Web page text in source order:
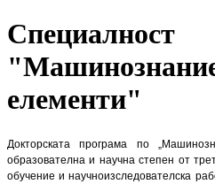
Специалност
елементи"
Докторската програма по
образователна и научна степен от
обучение и научноизследователска